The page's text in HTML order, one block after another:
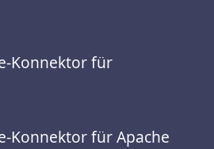
Konnektor für
Konnektor für Apache